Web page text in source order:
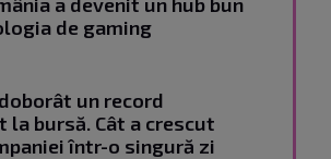
de gaming
un record
la bursă. Cât a crescut
într-o singură zi